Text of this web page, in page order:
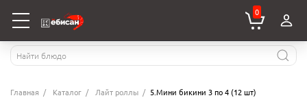
0
Главная Каталог Лайт роллы 5.Мини бикини 3 по 4 (12 шт)